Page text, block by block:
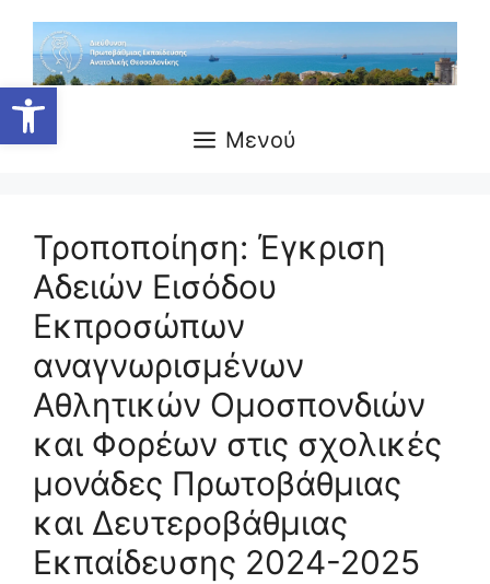
Ανοίξτε τη γραμμή εργαλείων
περιεχόμενο
Μενού
Τροποποίηση: Έγκριση
Αδειών Εισόδου
Εκπροσώπων
αναγνωρισμένων
Αθλητικών Ομοσπονδιών
και Φορέων στις σχολικές
μονάδες Πρωτοβάθμιας
και Δευτεροβάθμιας
Εκπαίδευσης 2024-2025